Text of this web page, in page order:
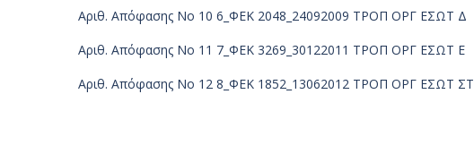
Αριθ. Απόφασης Νο 10 6_ΦΕΚ 2048_24092009 ΤΡΟΠ ΟΡΓ ΕΣΩΤ Δ
Αριθ. Απόφασης Νο 11 7_ΦΕΚ 3269_30122011 ΤΡΟΠ ΟΡΓ ΕΣΩΤ Ε
Αριθ. Απόφασης Νο 12 8_ΦΕΚ 1852_13062012 ΤΡΟΠ ΟΡΓ ΕΣΩΤ ΣΤ